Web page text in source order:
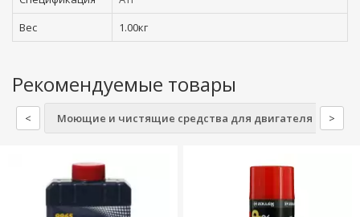
Вес
1.00кг
Рекомендуемые товары
< Моющие и чистящие средства для двигателя >